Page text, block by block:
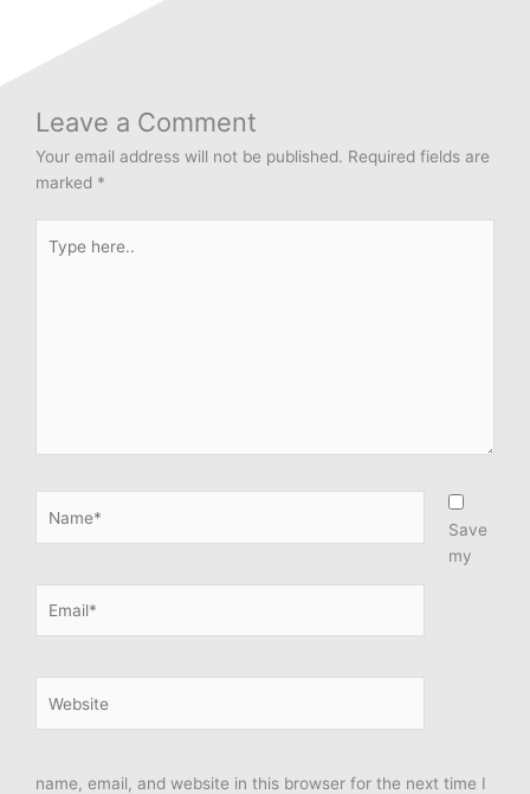
Leave a Comment
Your email address will not be published. Required fields are
marked *
here..
Save
my
name, email, and website in this browser for the next time I